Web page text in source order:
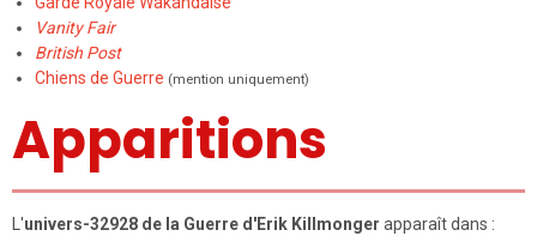
Vanity Fair
British Post
Chiens de Guerre (mention uniquement)
Apparitions
L'univers-32928 de la Guerre d'Erik Killmonger apparaît dans :